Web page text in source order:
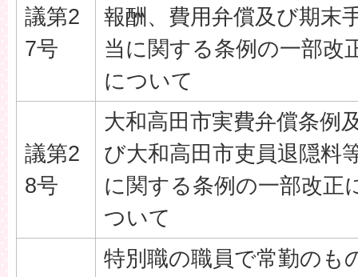
議第2
7号
報酬、費用弁償及び期末
当に関する条例の一部改
について
議第2
8号
大和高田市実費弁償条例
び大和高田市吏員退隠料
に関する条例の一部改正
ついて
特別職の職員で常勤のも